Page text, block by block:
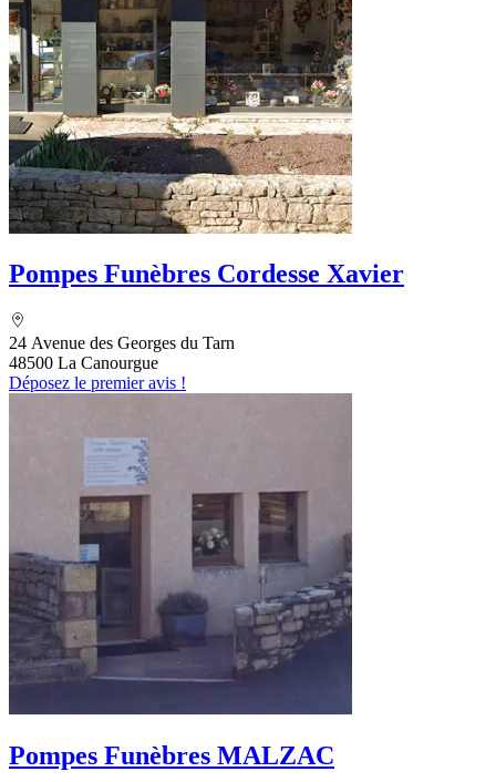
Pompes Funèbres Cordesse Xavier
24 Avenue des Georges du Tarn
48500 La Canourgue
Déposez le premier avis !
Pompes Funèbres MALZAC